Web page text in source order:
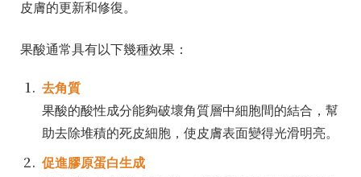
皮膚的更新和修復。
果酸通常具有以下幾種效果：
去角質
果酸的酸性成分能夠破壞角質層中細胞間的結合，幫
助去除堆積的死皮細胞，使皮膚表面變得光滑明亮。
促進膠原蛋白生成